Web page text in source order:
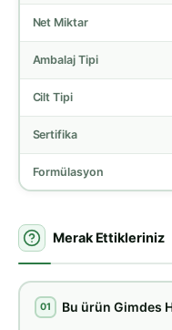
Net Miktar
Ambalaj Tipi
Cilt Tipi
Sertifika
Formülasyon
Merak Ettikleriniz
01 Bu ürün Gimdes